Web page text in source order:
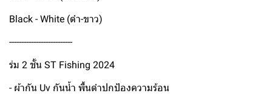
Black - White (ดำ-ขาว)
--------------------------
ร่ม 2 ชั้น ST Fishing 2024
- ผ้ากัน Uv กันน้ำ พื้นดำปกป้องความร้อน